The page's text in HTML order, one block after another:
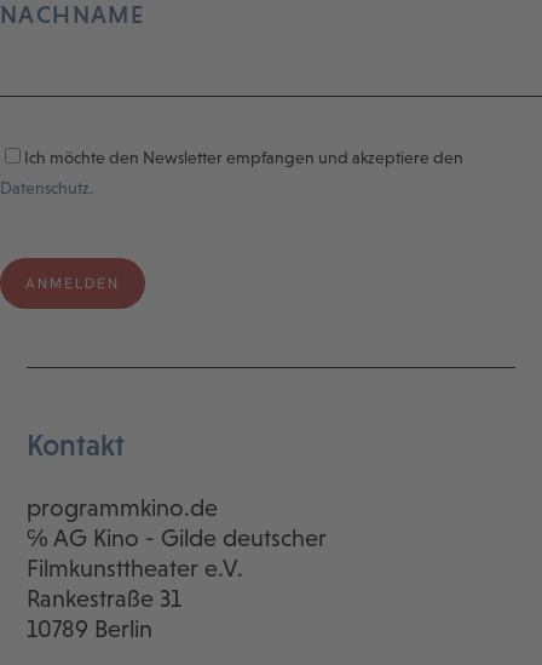
NACHNAME
Ich möchte den Newsletter empfangen und akzeptiere den
Datenschutz.
Kontakt
programmkino.de
℅ AG Kino - Gilde deutscher
Filmkunsttheater e.V.
Rankestraße 31
10789 Berlin